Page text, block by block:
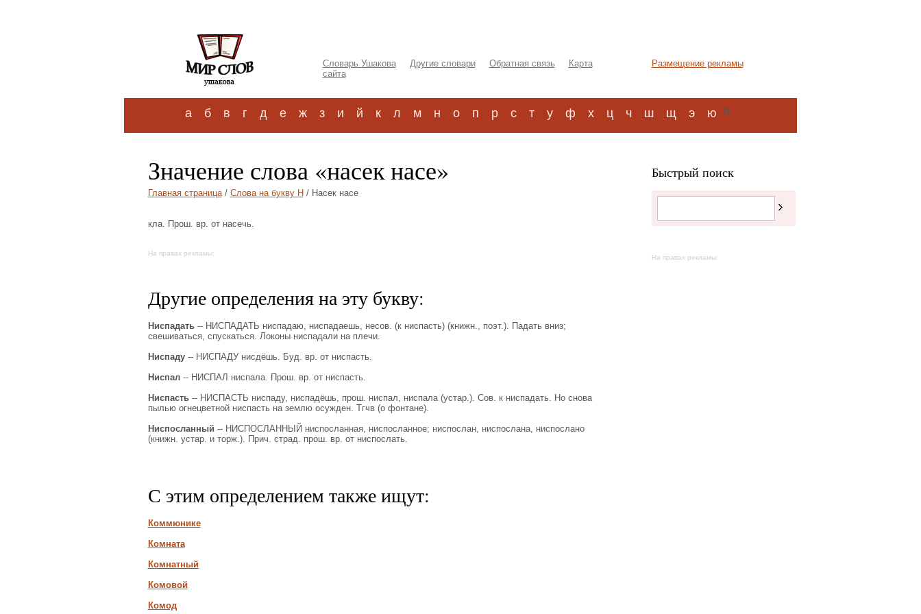
Словарь Ушакова Другие словари Обратная связь
Карта
сайта
Размещение рекламы
а б в г д е ж з и й к л м н о п р с т у ф х ц ч ш щ э ю я
Значение слова «насек насе»
Главная страница/ Слова на букву Н / Насек насе
кла. Прош. вр. от насечь.
На правах рекламы:
Другие определения на эту букву:
Ниспадать-- НИСПАДАТЬ ниспадаю, ниспадаешь, несов. (к ниспасть) (книжн., поэт.). Падать вниз;
свешиваться, спускаться. Локоны ниспадали на плечи.
Ниспаду-- НИСПАДУ нисдёшь. Буд. вр. от ниспасть.
Ниспал-- НИСПАЛ ниспала. Прош. вр. от ниспасть.
Ниспасть-- НИСПАСТЬ ниспаду, ниспадёшь, прош. ниспал, ниспала (устар.). Сов. к ниспадать. Но снова
пылью огнецветной ниспасть на землю осужден. Тгчв (о фонтане).
Ниспосланный -- НИСПОСЛАННЫЙ ниспосланная, ниспосланное; ниспослан, ниспослана, ниспослано
(книжн. устар. и торж.). Прич. страд. прош. вр. от ниспослать.
С этим определением также ищут:
Коммюнике
Комната
Комнатный
Комовой
Комод
Быстрый поиск
На правах рекламы: